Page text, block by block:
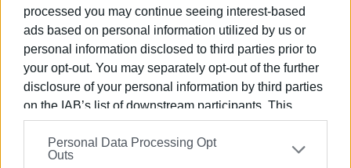
processed you may continue seeing interest-based
ads based on personal information utilized by us or
personal information disclosed to third parties prior to
your opt-out. You may separately opt-out of the further
disclosure of your personal information by third parties
on the IAB’s list of downstream participants. This
information may also be disclosed by us to third parties
on theIAB’s List of Downstream Participants
that may
further disclose it to other third parties.
Personal Data Processing Opt
Outs
Εμφανίσεις: 239